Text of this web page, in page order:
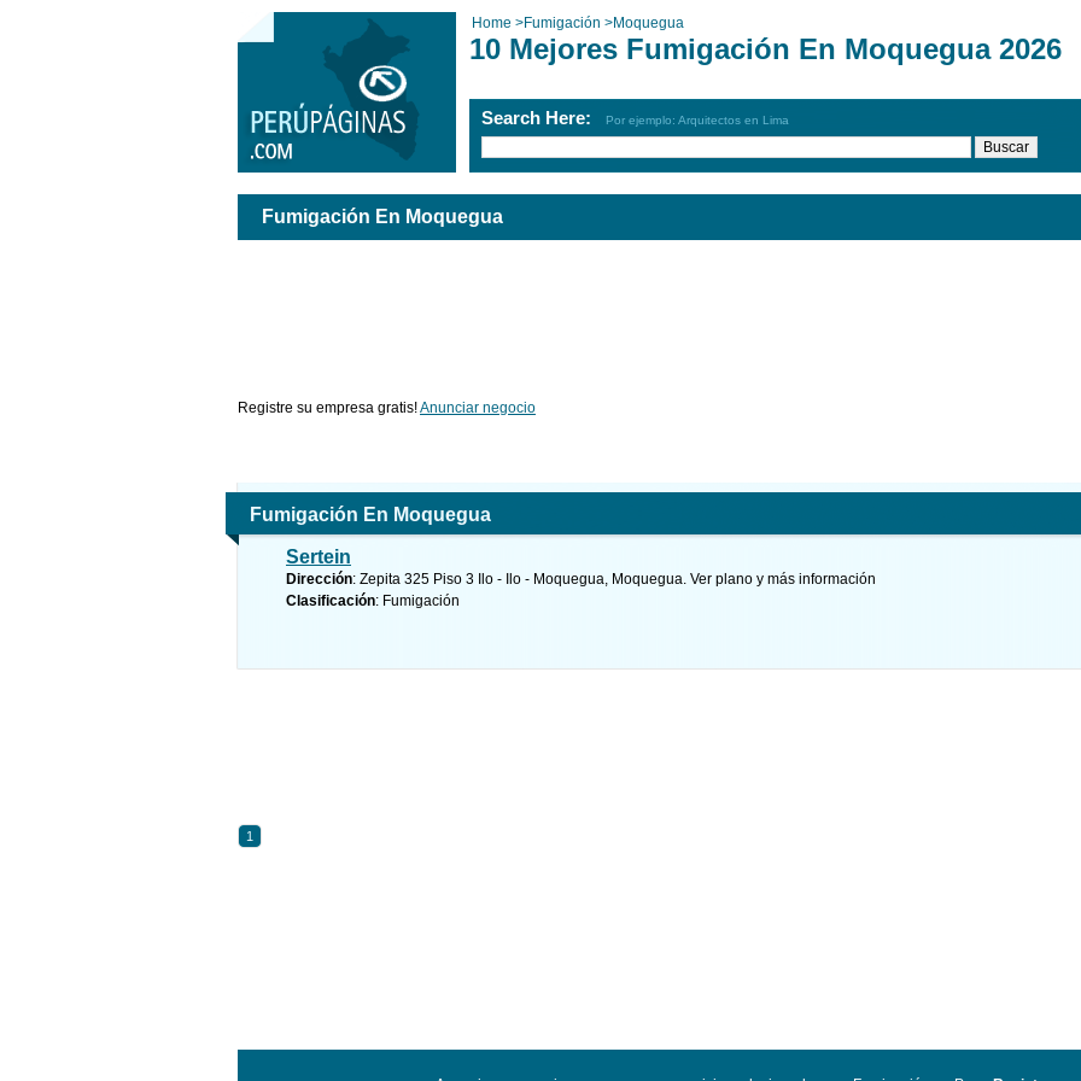
Home >Fumigación >Moquegua
10 Mejores Fumigación En Moquegua 2026
Search Here: Por ejemplo: Arquitectos en Lima
Fumigación En Moquegua
Registre su empresa gratis!Anunciar negocio
Fumigación En Moquegua
Sertein
Dirección: Zepita 325 Piso 3 Ilo - Ilo - Moquegua, Moquegua. Ver plano y más información
Clasificación: Fumigación
1